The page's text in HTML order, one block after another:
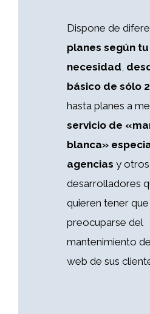
Dispone de
planes según tu
necesidad,
básico de sólo
hasta planes a
servicio de
blanca»
agencias y otros
desarrolladores
quieren tener que
preocuparse del
mantenimiento
web de sus